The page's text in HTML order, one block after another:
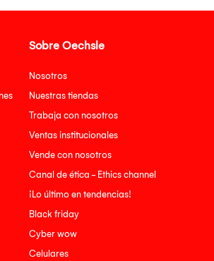
Sobre Oechsle
Nosotros
Nuestras tiendas
Trabaja con nosotros
Ventas institucionales
Vende con nosotros
Canal de ética - Ethics channel
¡Lo último en tendencias!
Black friday
Cyber wow
Celulares